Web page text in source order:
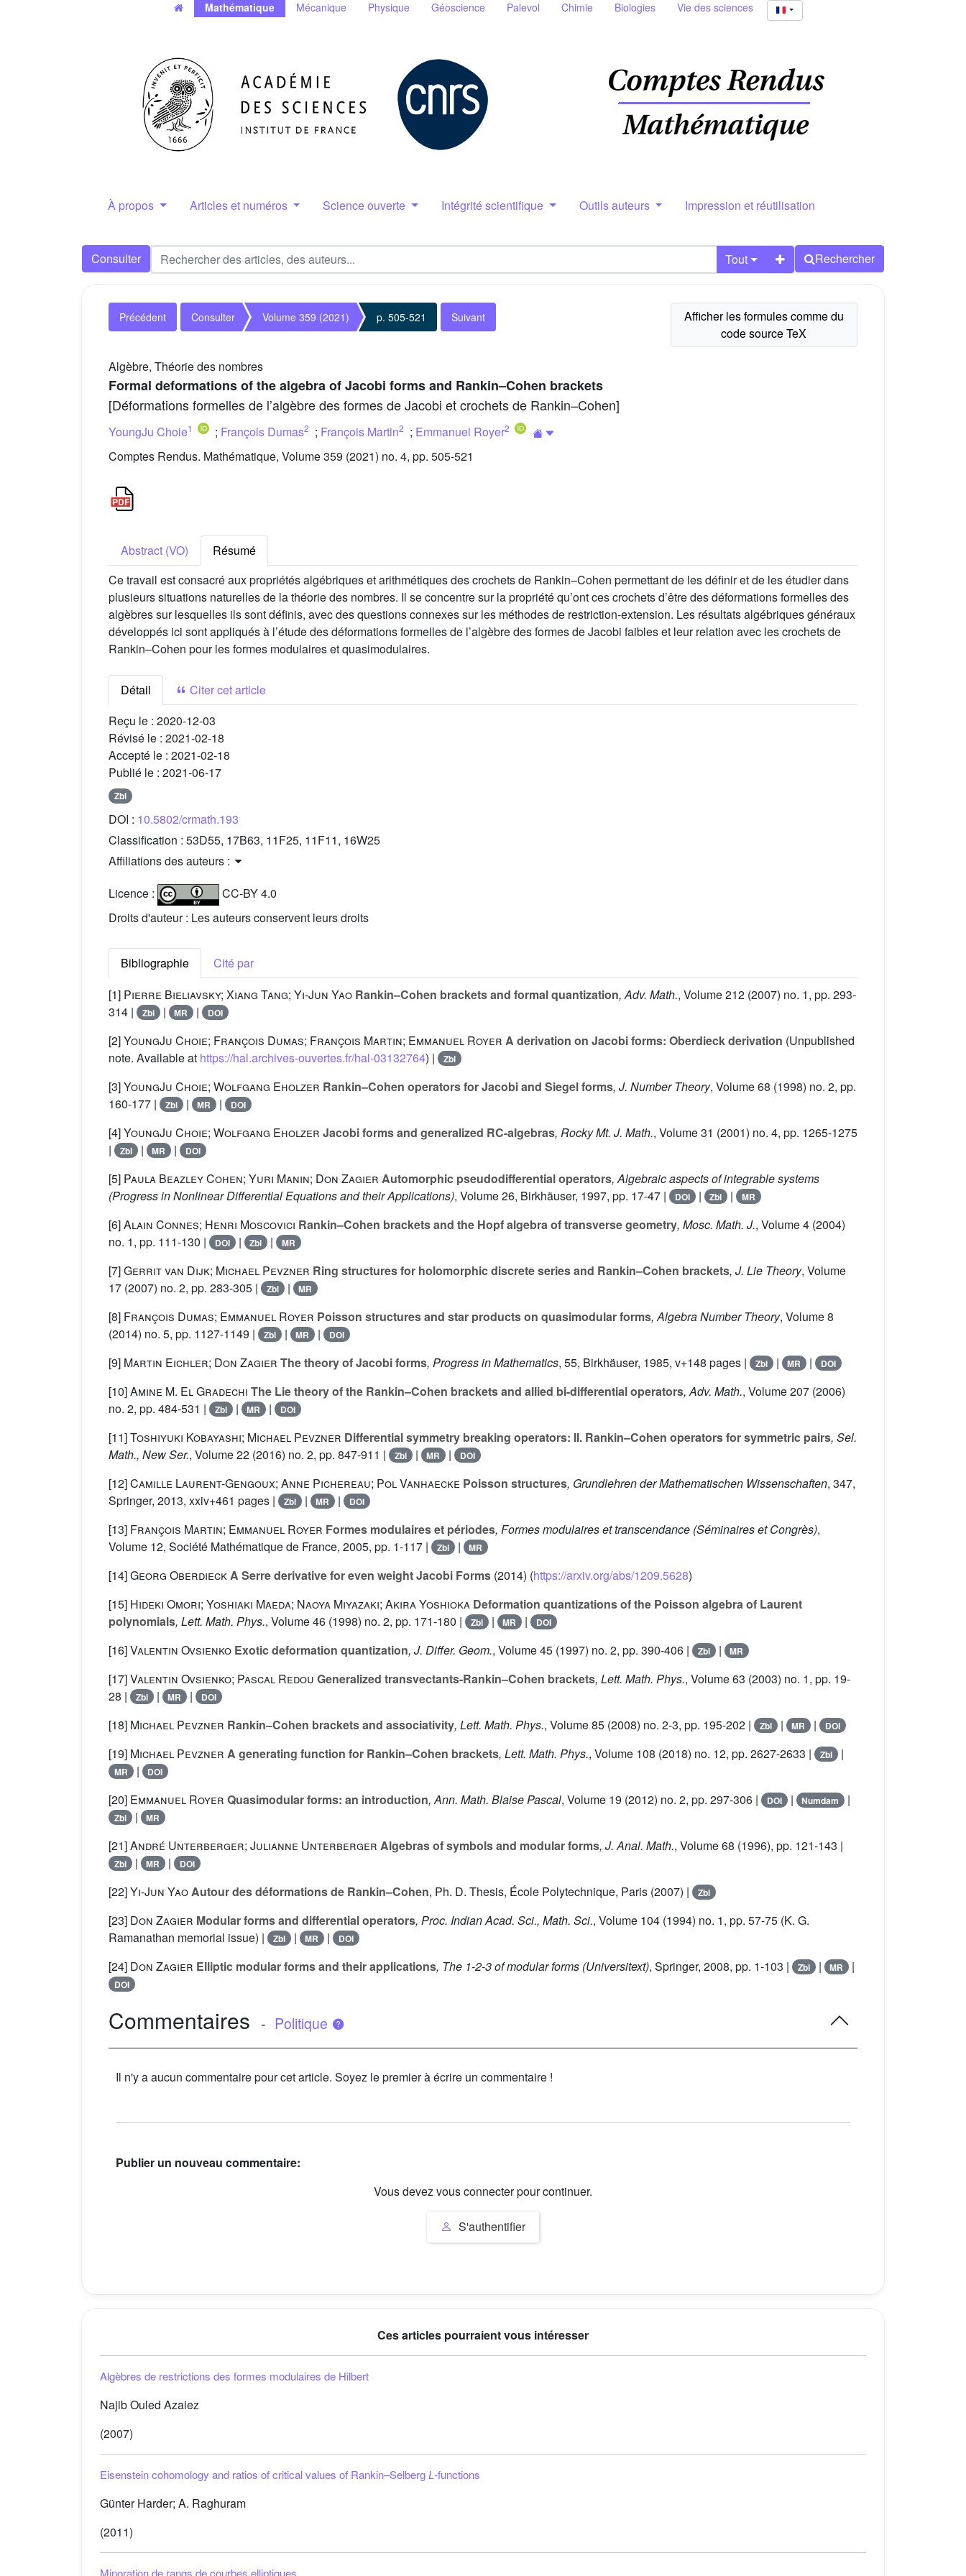
Mathématique Mécanique Physique Géoscience Palevol Chimie Biologies Vie des sciences
À propos Articles et numéros Science ouverte Intégrité scientifique Outils auteurs Impression et réutilisation
Consulter Tout Rechercher
Précédent Consulter Volume 359 (2021) p. 505-521 Suivant
Algèbre, Théorie des nombres
Formal deformations of the algebra of Jacobi forms and Rankin–Cohen brackets
[Déformations formelles de l’algèbre des formes de Jacobi et crochets de Rankin–Cohen]
YoungJu Choie1 ; François Dumas2 ; François Martin2 ; Emmanuel Royer2
Comptes Rendus. Mathématique, Volume 359 (2021) no. 4, pp. 505-521
Abstract (VO)
Résumé
Ce travail est consacré aux propriétés algébriques et arithmétiques des crochets de Rankin–Cohen permettant de les définir et de les étudier dans
plusieurs situations naturelles de la théorie des nombres. Il se concentre sur la propriété qu’ont ces crochets d’être des déformations formelles des
algèbres sur lesquelles ils sont définis, avec des questions connexes sur les méthodes de restriction-extension. Les résultats algébriques généraux
développés ici sont appliqués à l’étude des déformations formelles de l’algèbre des formes de Jacobi faibles et leur relation avec les crochets de
Rankin–Cohen pour les formes modulaires et quasimodulaires.
Détail
Citer cet article
Reçu le : 2020-12-03
Révisé le : 2021-02-18
Accepté le : 2021-02-18
Publié le : 2021-06-17
Zbl
DOI : 10.5802/crmath.193
Classification : 53D55, 17B63, 11F25, 11F11, 16W25
Affiliations des auteurs :
Licence :
CC-BY 4.0
Droits d'auteur : Les auteurs conservent leurs droits
Bibliographie
Cité par
[1] Pierre Bieliavsky; Xiang Tang; Yi-Jun Yao Rankin–Cohen brackets and formal quantization, Adv. Math., Volume 212 (2007) no. 1, pp. 293-
314 |
Zbl | MR | DOI
[2]YoungJu Choie; François Dumas; François Martin; Emmanuel Royer A derivation on Jacobi forms: Oberdieck derivation (Unpublished
note. Available at https://hal.archives-ouvertes.fr/hal-03132764) | Zbl
[3]YoungJu Choie; Wolfgang Eholzer Rankin–Cohen operators for Jacobi and Siegel forms, J. Number Theory, Volume 68 (1998) no. 2, pp.
160-177 |
Zbl | MR | DOI
[4]YoungJu Choie; Wolfgang Eholzer Jacobi forms and generalized RC-algebras, Rocky Mt. J. Math., Volume 31 (2001) no. 4, pp. 1265-1275
|
Zbl | MR | DOI
[5] Paula Beazley Cohen; Yuri Manin; Don Zagier Automorphic pseudodifferential operators, Algebraic aspects of integrable systems
(Progress in Nonlinear Differential Equations and their Applications), Volume 26, Birkhäuser, 1997, pp. 17-47 | DOI | Zbl | MR
[6]Alain Connes; Henri Moscovici Rankin–Cohen brackets and the Hopf algebra of transverse geometry, Mosc. Math. J., Volume 4 (2004)
no. 1, pp. 111-130 |
DOI | Zbl | MR
[7]Gerrit van Dijk; Michael Pevzner Ring structures for holomorphic discrete series and Rankin–Cohen brackets, J. Lie Theory, Volume
17 (2007) no. 2, pp. 283-305 | Zbl | MR
[8] François Dumas; Emmanuel Royer Poisson structures and star products on quasimodular forms, Algebra Number Theory, Volume 8
(2014) no. 5, pp. 1127-1149 |
Zbl | MR | DOI
[9] Martin Eichler; Don Zagier The theory of Jacobi forms, Progress in Mathematics, 55, Birkhäuser, 1985, v+148 pages | Zbl | MR | DOI
[10]Amine M. El Gradechi The Lie theory of the Rankin–Cohen brackets and allied bi-differential operators, Adv. Math., Volume 207 (2006)
no. 2, pp. 484-531 |
Zbl | MR | DOI
[11]Toshiyuki Kobayashi; Michael Pevzner Differential symmetry breaking operators: II. Rankin–Cohen operators for symmetric pairs, Sel.
Math., New Ser., Volume 22 (2016) no. 2, pp. 847-911 | Zbl | MR | DOI
[12]Camille Laurent-Gengoux; Anne Pichereau; Pol Vanhaecke Poisson structures, Grundlehren der Mathematischen Wissenschaften, 347,
Springer, 2013, xxiv+461 pages |
Zbl | MR | DOI
[13] François Martin; Emmanuel Royer Formes modulaires et périodes, Formes modulaires et transcendance (Séminaires et Congrès),
Volume 12, Société Mathématique de France, 2005, pp. 1-117 | Zbl | MR
[14]Georg Oberdieck A Serre derivative for even weight Jacobi Forms (2014) (https://arxiv.org/abs/1209.5628)
[15] Hideki Omori; Yoshiaki Maeda; Naoya Miyazaki; Akira Yoshioka Deformation quantizations of the Poisson algebra of Laurent
polynomials, Lett. Math. Phys., Volume 46 (1998) no. 2, pp. 171-180 | Zbl | MR | DOI
[16]Valentin Ovsienko Exotic deformation quantization, J. Differ. Geom., Volume 45 (1997) no. 2, pp. 390-406 | Zbl | MR
[17]Valentin Ovsienko; Pascal Redou Generalized transvectants-Rankin–Cohen brackets, Lett. Math. Phys., Volume 63 (2003) no. 1, pp. 19-
28 |
Zbl | MR | DOI
[18] Michael Pevzner Rankin–Cohen brackets and associativity, Lett. Math. Phys., Volume 85 (2008) no. 2-3, pp. 195-202 | Zbl | MR | DOI
[19] Michael Pevzner A generating function for Rankin–Cohen brackets, Lett. Math. Phys., Volume 108 (2018) no. 12, pp. 2627-2633 | Zbl |
MR | DOI
[20] Emmanuel Royer Quasimodular forms: an introduction, Ann. Math. Blaise Pascal, Volume 19 (2012) no. 2, pp. 297-306 | DOI | Numdam |
Zbl | MR
[21]André Unterberger; Julianne Unterberger Algebras of symbols and modular forms, J. Anal. Math., Volume 68 (1996), pp. 121-143 |
Zbl | MR | DOI
[22]Yi-Jun Yao Autour des déformations de Rankin–Cohen, Ph. D. Thesis, École Polytechnique, Paris (2007) | Zbl
[23] Don Zagier Modular forms and differential operators, Proc. Indian Acad. Sci., Math. Sci., Volume 104 (1994) no. 1, pp. 57-75 (K. G.
Ramanathan memorial issue) |
Zbl | MR | DOI
[24] Don Zagier Elliptic modular forms and their applications, The 1-2-3 of modular forms (Universitext), Springer, 2008, pp. 1-103 | Zbl | MR |
DOI
Commentaires - Politique
Il n'y a aucun commentaire pour cet article. Soyez le premier à écrire un commentaire !
Publier un nouveau commentaire:
Vous devez vous connecter pour continuer.
S'authentifier
Ces articles pourraient vous intéresser
Algèbres de restrictions des formes modulaires de Hilbert
Najib Ouled Azaiez
(2007)
Eisenstein cohomology and ratios of critical values of Rankin–SelbergL-functions
Günter Harder; A. Raghuram
(2011)
Minoration de rangs de courbes elliptiques